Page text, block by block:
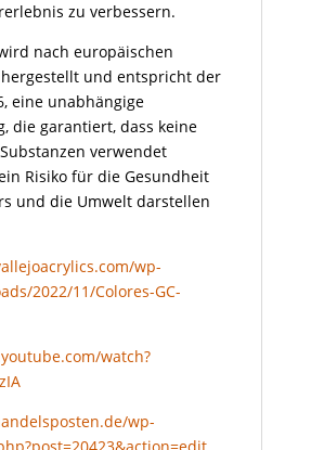
zu verbessern.
nach europäischen
und entspricht der
eine unabhängige
die garantiert, dass keine
verwendet
Risiko für die Gesundheit
und die Umwelt darstellen
wp-
2022/11/Colores-GC-
watch?
wp-